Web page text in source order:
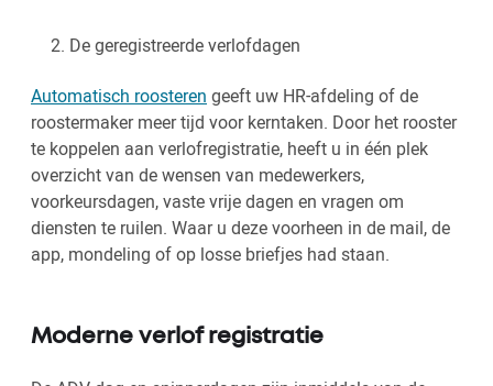
De geregistreerde verlofdagen
Automatisch roosteren geeft uw HR-afdeling of de
roostermaker meer tijd voor kerntaken. Door het rooster
te koppelen aan verlofregistratie, heeft u in één plek
overzicht van de wensen van medewerkers,
voorkeursdagen, vaste vrije dagen en vragen om
diensten te ruilen. Waar u deze voorheen in de mail, de
app, mondeling of op losse briefjes had staan.
Moderne verlof registratie